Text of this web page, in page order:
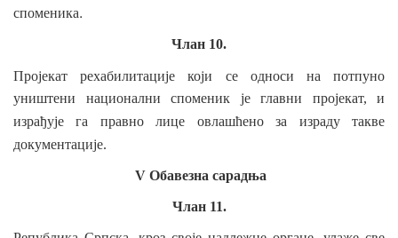
споменика.
Члан 10.
Пројекат
рехабилитације који се односи на потпуно
уништени национални споменик је главни пројекат, и
израђује га правно лице овлашћено за израду
такве
документације.
V Обавезна сарадња
Члан 11.